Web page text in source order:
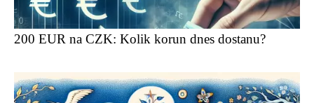
200 EUR na CZK: Kolik korun dnes dostanu?